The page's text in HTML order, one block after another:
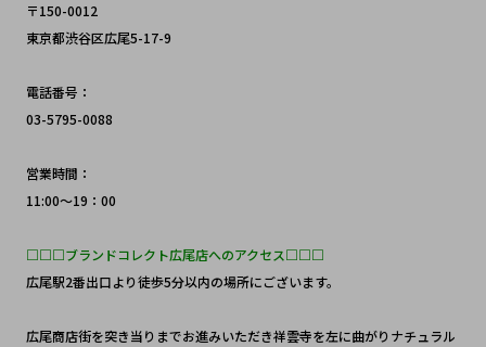
〒150-0012
東京都渋谷区広尾5-17-9
電話番号：
03-5795-0088
営業時間：
11:00～19：00
□□□ブランドコレクト広尾店へのアクセス□□□
広尾駅2番出口より徒歩5分以内の場所にございます。
広尾商店街を突き当りまでお進みいただき祥雲寺を左に曲がりナチュラル